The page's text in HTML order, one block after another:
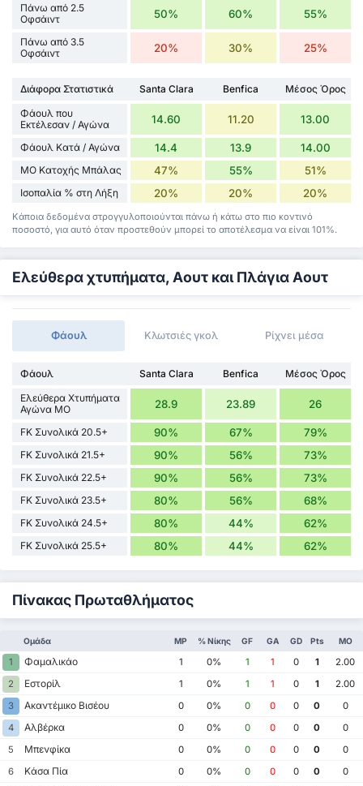
Πάνω από 2.5
Οφσάιντ
50% 60% 55%
Πάνω από 3.5
Οφσάιντ
20% 30% 25%
Διάφορα Στατιστικά Santa Clara Benfica
Μέσος Όρος
Φάουλ που
Εκτέλεσαν / Αγώνα
14.60 11.20 13.00
Φάουλ Κατά / Αγώνα 14.4 13.9 14.00
ΜΟ Κατοχής Μπάλας 47% 55% 51%
Ισοπαλία % στη Λήξη 20% 20% 20%
Κάποια δεδομένα στρογγυλοποιούνται πάνω ή κάτω στο πιο κοντινό
ποσοστό, για αυτό όταν προστεθούν μπορεί το αποτέλεσμα να είναι 101%.
Ελεύθερα χτυπήματα, Αουτ και Πλάγια Αουτ
Φάουλ Κλωτσιές γκολ Ρίχνει μέσα
Φάουλ Santa Clara Benfica
Μέσος Όρος
Ελεύθερα Χτυπήματα
Αγώνα ΜΟ
28.9 23.89 26
FK Συνολικά 20.5+ 90% 67% 79%
FK Συνολικά 21.5+ 90% 56% 73%
FK Συνολικά 22.5+ 90% 56% 73%
FK Συνολικά 23.5+ 80% 56% 68%
FK Συνολικά 24.5+ 80% 44% 62%
FK Συνολικά 25.5+ 80% 44% 62%
Πίνακας Πρωταθλήματος
Ομάδα MP % Νίκης GF GA GD Pts ΜΟ
1 Φαμαλικάο 1 0% 1 1 0 1
2.00
2
Εστορίλ 1 0% 1 1 0 1
2.00
3
Ακαντέμικο Βισέου 0 0% 0 0 0 0
0
4
Αλβέρκα 0 0% 0 0 0 0
0
5
Μπενφίκα 0 0% 0 0 0 0
0
6
Κάσα Πία 0 0% 0 0 0 0
0